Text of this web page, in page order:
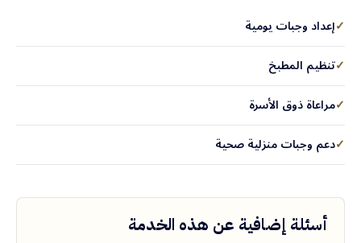
✓إعداد وجبات يومية
✓تنظيم المطبخ
✓مراعاة ذوق الأسرة
✓دعم وجبات منزلية صحية
أسئلة إضافية عن هذه الخدمة